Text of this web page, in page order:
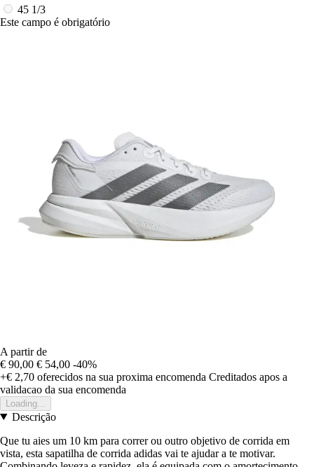
45 1/3
Este campo é obrigatório
A partir de
€ 90,00 € 54,00 -40%
+€ 2,70 oferecidos na sua proxima encomenda Creditados apos a
validacao da sua encomenda
Loading...
Descrição
Que tu aies um 10 km para correr ou outro objetivo de corrida em
vista, esta sapatilha de corrida adidas vai te ajudar a te motivar.